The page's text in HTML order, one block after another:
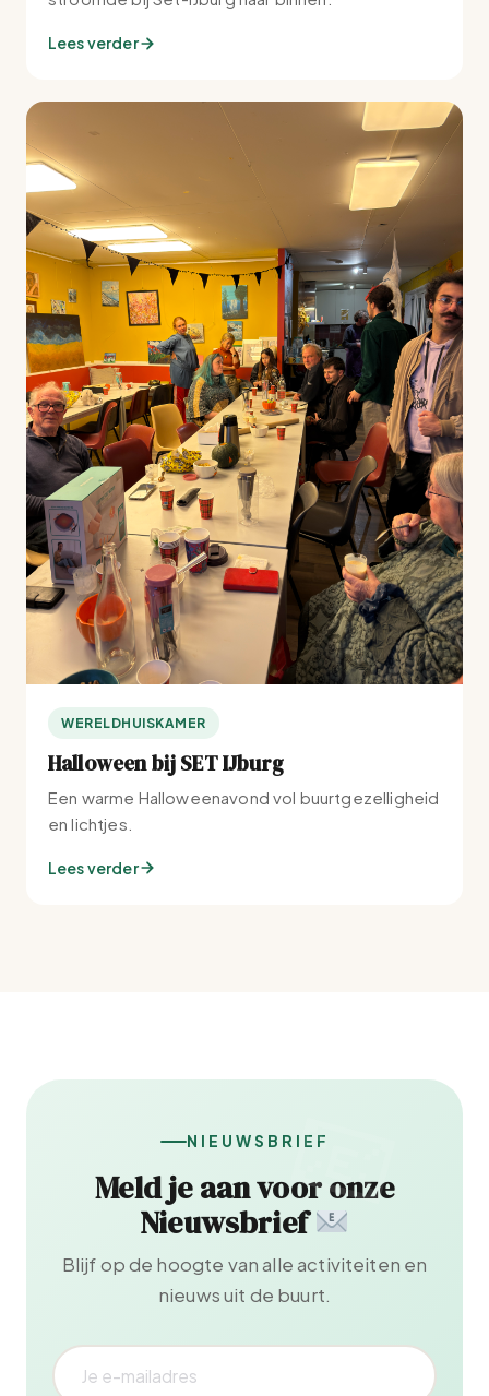
Lees verder
WERELDHUISKAMER
Halloween bij SET IJburg
Een warme Halloweenavond vol buurtgezelligheid
en lichtjes.
Lees verder
NIEUWSBRIEF
Meld je aan voor onze
Nieuwsbrief
Blijf op de hoogte van alle activiteiten en
nieuws uit de buurt.